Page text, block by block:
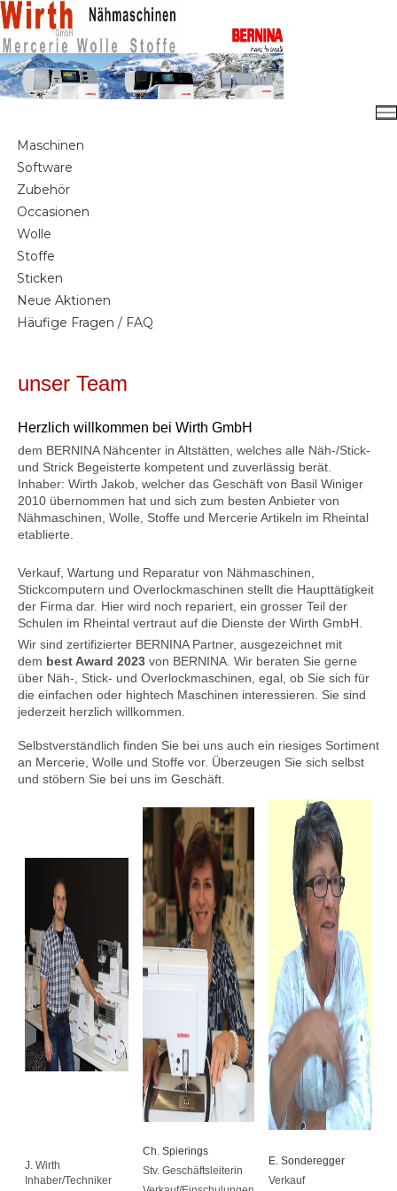
Maschinen
Software
Zubehör
Occasionen
Wolle
Stoffe
Sticken
Neue Aktionen
Häufige Fragen / FAQ
unser Team
Herzlich willkommen bei Wirth GmbH
dem BERNINA Nähcenter in Altstätten, welches alle Näh-/Stick-
und Strick Begeisterte kompetent und zuverlässig berät.
Inhaber: Wirth Jakob, welcher das Geschäft von Basil Winiger
2010 übernommen hat und sich zum besten Anbieter von
Nähmaschinen, Wolle, Stoffe und Mercerie Artikeln im Rheintal
etablierte.
Verkauf, Wartung und Reparatur von Nähmaschinen,
Stickcomputern und Overlockmaschinen stellt die Haupttätigkeit
der Firma dar. Hier wird noch repariert, ein grosser Teil der
Schulen im Rheintal vertraut auf die Dienste der Wirth GmbH.
Wir sind zertifizierter BERNINA Partner, ausgezeichnet mit
dem best Award 2023 von BERNINA. Wir beraten Sie gerne
über Näh-, Stick- und Overlockmaschinen, egal, ob Sie sich für
die einfachen oder hightech Maschinen interessieren. Sie sind
jederzeit herzlich willkommen.
Selbstverständlich finden Sie bei uns auch ein riesiges Sortiment
an Mercerie, Wolle und Stoffe vor. Überzeugen Sie sich selbst
und stöbern Sie bei uns im Geschäft.
J. Wirth
Inhaber/Techniker
Ch. Spierings
Stv. Geschäftsleiterin
E. Sonderegger
Verkauf